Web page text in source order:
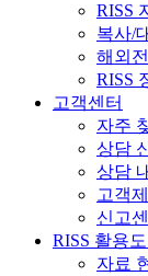
RISS
복사/
해외
RISS
고객센터
자주
상담
상담
고객
신고
RISS 활용
자료